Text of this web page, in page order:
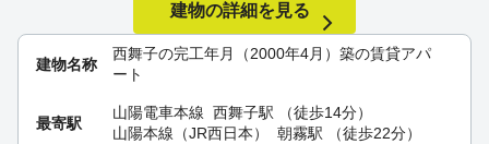
建物名称
西舞子の完工年月（2000年4月）築の賃貸アパ
ート
最寄駅
山陽電車本線 西舞子駅 （徒歩14分）
山陽本線（JR西日本）
朝霧駅 （徒歩22分）
建物の詳細を見る